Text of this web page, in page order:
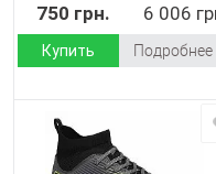
750 грн. 6 006
Купить Подробнее